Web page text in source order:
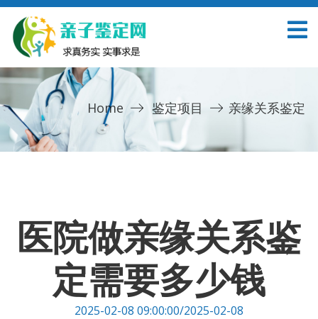
Home 鉴定项目 亲缘关系鉴定
医院做亲缘关系鉴
定需要多少钱
2025-02-08 09:00:00/2025-02-08